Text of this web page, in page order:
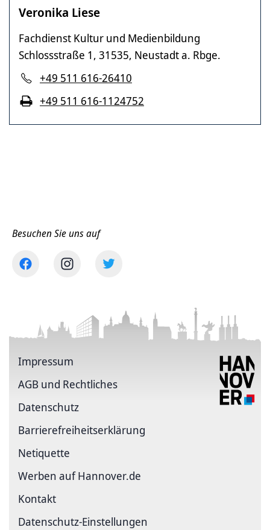
Veronika Liese
Fachdienst Kultur und Medienbildung
Schlossstraße 1, 31535, Neustadt a. Rbge.
+49 511 616-26410
+49 511 616-1124752
Besuchen Sie uns auf
Impressum
AGB und Rechtliches
Datenschutz
Barriere­freiheits­erklärung
Netiquette
Werben auf Hannover.de
Kontakt
Datenschutz-Einstellungen